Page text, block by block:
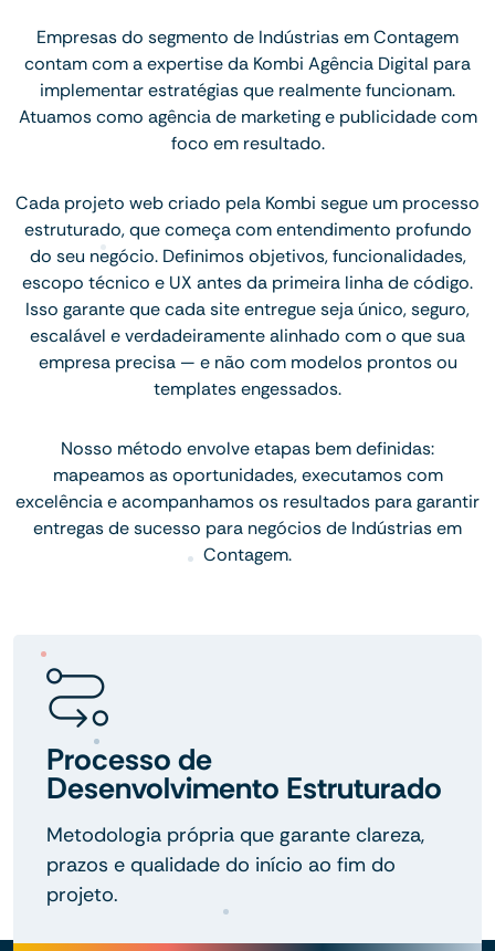
Empresas do segmento de Indústrias em Contagem
contam com a expertise da Kombi Agência Digital para
implementar estratégias que realmente funcionam.
Atuamos como agência de marketing e publicidade com
foco em resultado.
Cada projeto web criado pela Kombi segue um processo
estruturado, que começa com entendimento profundo
do seu negócio. Definimos objetivos, funcionalidades,
escopo técnico e UX antes da primeira linha de código.
Isso garante que cada site entregue seja único, seguro,
escalável e verdadeiramente alinhado com o que sua
empresa precisa — e não com modelos prontos ou
templates engessados.
Nosso método envolve etapas bem definidas:
mapeamos as oportunidades, executamos com
excelência e acompanhamos os resultados para garantir
entregas de sucesso para negócios de Indústrias em
Contagem.
Processo de
Desenvolvimento Estruturado
Metodologia própria que garante clareza,
prazos e qualidade do início ao fim do
projeto.